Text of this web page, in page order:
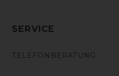
SERVICE
TELEFONBERATUNG